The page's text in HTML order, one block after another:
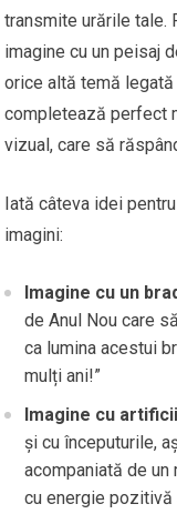
transmite urările tale.
imagine cu un peisaj
orice altă temă
completează perfect
vizual, care să
Iată câteva idei
imagini:
Imagine cu un
de Anul Nou care
ca lumina acestui
mulți ani!”
Imagine cu
și cu începuturile,
acompaniată de
cu energie